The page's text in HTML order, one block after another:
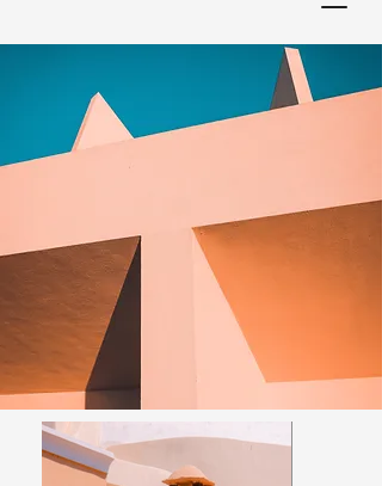
Depuis plus de 30 ans à vos côtés